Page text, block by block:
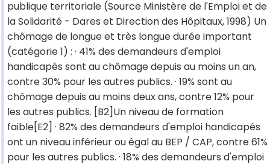
publique territoriale (Source Ministère de l'Emploi et de
la Solidarité - Dares et Direction des Hôpitaux, 1998) Un
chômage de longue et très longue durée important
(catégorie 1) : · 41% des demandeurs d'emploi
handicapés sont au chômage depuis au moins un an,
contre 30% pour les autres publics. · 19% sont au
chômage depuis au moins deux ans, contre 12% pour
les autres publics. [B2]Un niveau de formation
faible[E2] · 82% des demandeurs d'emploi handicapés
ont un niveau inférieur ou égal au BEP / CAP, contre 61%
pour les autres publics. · 18% des demandeurs d'emploi